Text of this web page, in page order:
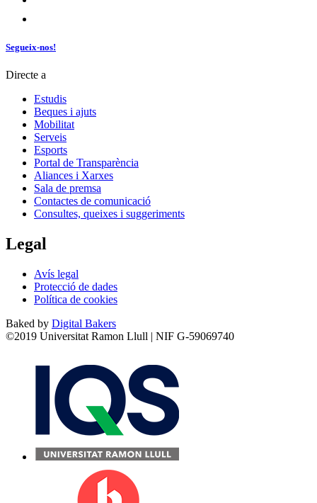
Segueix-nos!
Directe a
Estudis
Beques i ajuts
Mobilitat
Serveis
Esports
Portal de Transparència
Aliances i Xarxes
Sala de premsa
Contactes de comunicació
Consultes, queixes i suggeriments
Legal
Avís legal
Protecció de dades
Política de cookies
Baked by Digital Bakers
©2019 Universitat Ramon Llull | NIF G-59069740